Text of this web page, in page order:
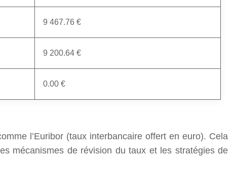
9 467.76 €
9 200.64 €
0.00 €
l’Euribor (taux interbancaire offert en euro). Cela
mécanismes de révision du taux et les stratégies de